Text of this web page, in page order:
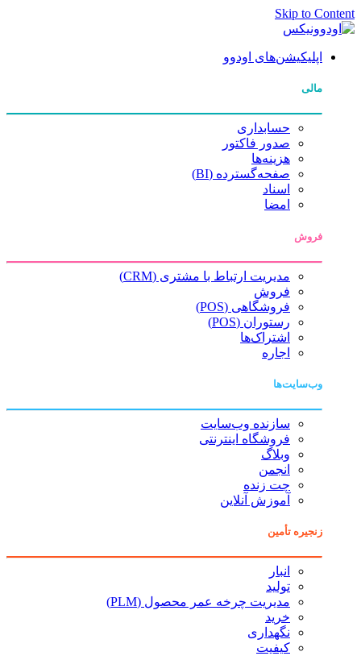
Skip to Content
اپلیکیشن‌های اودوو
مالی
حسابداری
صدور فاکتور
هزینه‌ها
صفحه‌گسترده (BI)
اسناد
امضا
فروش
مدیریت ارتباط با مشتری (CRM)
فروش
فروشگاهی (POS)
رستوران (POS)
اشتراک‌ها
اجاره
وب‌سایت‌ها
سازنده وب‌سایت
فروشگاه اینترنتی
وبلاگ
انجمن
چت زنده
آموزش آنلاین
زنجیره تأمین
انبار
تولید
مدیریت چرخه عمر محصول (PLM)
خرید
نگهداری
کیفیت